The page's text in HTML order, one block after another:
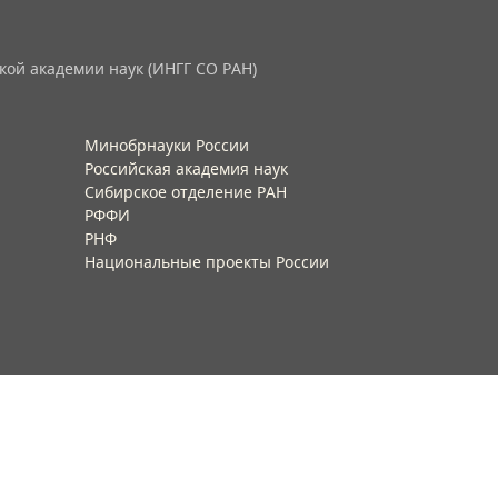
академии наук (ИНГГ СО РАН)
Минобрнауки России
Российская академия наук
Сибирское отделение РАН
РФФИ
РНФ
Национальные проекты России